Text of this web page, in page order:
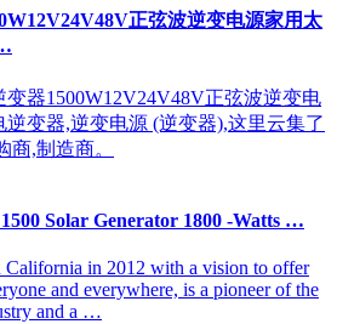
正弦波逆变电源家用太
变器1500W12V24V48V正弦波逆变电
变器,逆变电源 (逆变器),这里云集了
商,制造商。
Solar Generator 1800 -Watts …
California in 2012 with a vision to offer
and everywhere, is a pioneer of the
and a …